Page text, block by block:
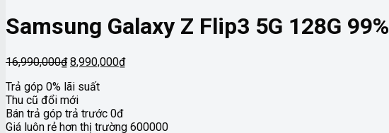
Samsung Galaxy Z Flip3 5G 128G 99%
16,990,000₫ Giá
là:
16,990,000₫.
8,990,000₫Giá
Trả góp 0% lãi suất
Thu cũ đổi mới
Bán trả góp trả trước 0đ
Giá luôn rẻ hơn thị trường 600000